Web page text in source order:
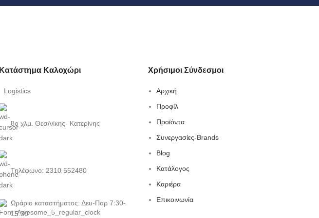
Κατάστημα Καλοχώρι
Logistics
8ο χλμ. Θεσ/νίκης- Κατερίνης
Τηλέφωνο: 2310 552480
Ωράριο καταστήματος: Δευ-Παρ 7:30-
15:30
Χρήσιμοι Σύνδεσμοι
Αρχική
Προφίλ
Προϊόντα
Συνεργασίες-Brands
Blog
Κατάλογος
Καριέρα
Επικοινωνία